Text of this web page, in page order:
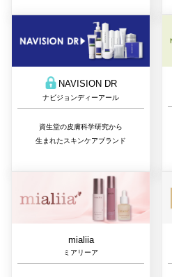
NAVISION DR
ナビジョンディーアール
資生堂の皮膚科学研究から
生まれたスキンケアブランド
mialiia
ミアリーア